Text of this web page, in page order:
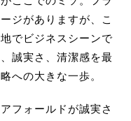
ジがありますが、こ
でビジネスシーンで
誠実さ、清潔感を最
への大きな一歩。
フォールドが誠実さ